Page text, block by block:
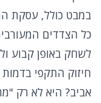
במבט כולל, עסקת
כל הצדדים
חיזוק התקפי
אביב? היא לא רק